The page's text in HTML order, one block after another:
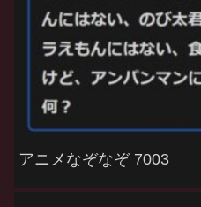
アニメなぞなぞ 7003